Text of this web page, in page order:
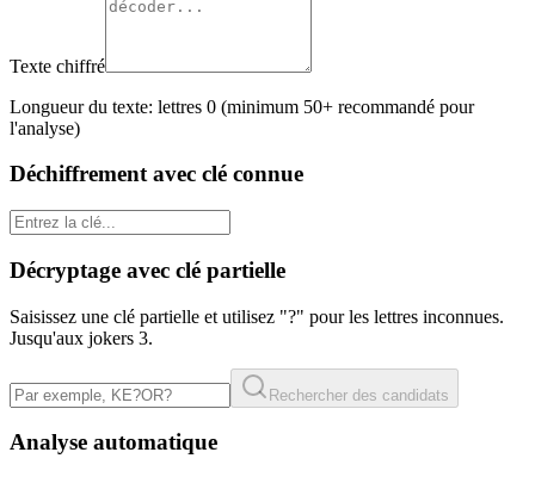
Texte chiffré
Longueur du texte: lettres 0 (minimum 50+ recommandé pour
l'analyse)
Déchiffrement avec clé connue
Décryptage avec clé partielle
Saisissez une clé partielle et utilisez "?" pour les lettres inconnues.
Jusqu'aux jokers 3.
Rechercher des candidats
Analyse automatique